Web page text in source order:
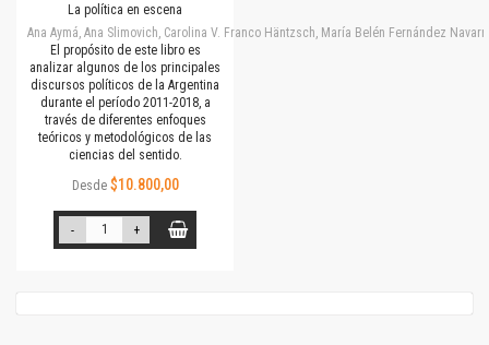
La política en escena
Ana Aymá, Ana Slimovich, Carolina V. Franco Häntzsch, María Belén Fernández
El propósito de este libro es
analizar algunos de los principales
discursos políticos de la Argentina
durante el período 2011-2018, a
través de diferentes enfoques
teóricos y metodológicos de las
ciencias del sentido.
Desde $10.800,00
- +